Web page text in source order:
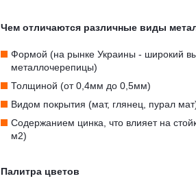
Чем отличаются различные виды
Формой (на рынке Украины - широкий
металлочерепицы)
Толщиной (от 0,4мм до 0,5мм)
Видом покрытия (мат, глянец, пурал
Содержанием цинка, что влияет на
м2)
Палитра цветов